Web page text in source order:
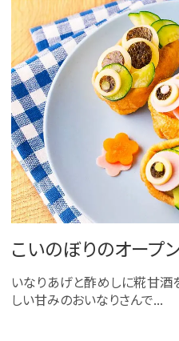
こいのぼりのオープ
いなりあげと酢めしに糀甘
しい甘みのおいなりさんで...